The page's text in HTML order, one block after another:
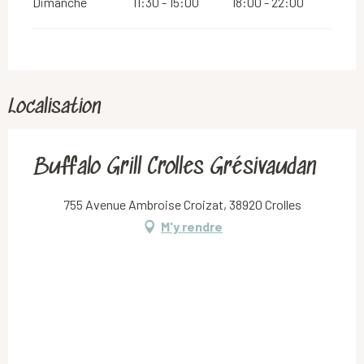
Localisation
Buffalo Grill Crolles Grésivaudan
755 Avenue Ambroise Croizat, 38920 Crolles
M'y rendre